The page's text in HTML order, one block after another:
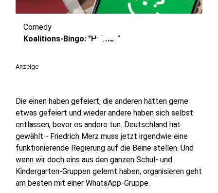
play_circle
Comedy
Koalitions-Bingo: "Helmut"
Anzeige
Die einen haben gefeiert, die anderen hätten gerne
etwas gefeiert und wieder andere haben sich selbst
entlassen, bevor es andere tun. Deutschland hat
gewählt - Friedrich Merz muss jetzt irgendwie eine
funktionierende Regierung auf die Beine stellen. Und
wenn wir doch eins aus den ganzen Schul- und
Kindergarten-Gruppen gelernt haben, organisieren geht
am besten mit einer WhatsApp-Gruppe.